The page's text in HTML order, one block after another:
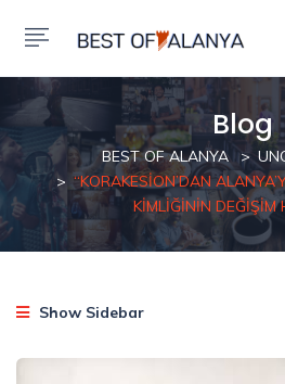
Blog
BEST OF ALANYA
“KORAKESION’DAN
KIMLIĞININ DEĞIŞIM
Show Sidebar